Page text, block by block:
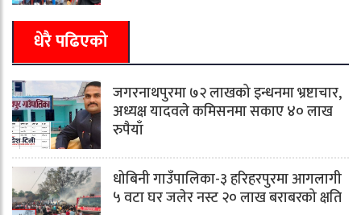
धेरै पढिएको
जगरनाथपुरमा ७२ लाखको इन्धनमा भ्रष्टाचार,
अध्यक्ष यादवले कमिसनमा सकाए ४० लाख
रुपैयाँ
धोबिनी गाउँपालिका-३ हरिहरपुरमा आगलागी
५ वटा घर जलेर नस्ट २० लाख बराबरको क्षति